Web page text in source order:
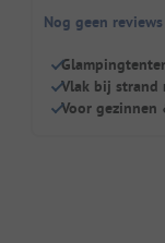
Nog geen
Vlak bij strand
Voor gezinnen